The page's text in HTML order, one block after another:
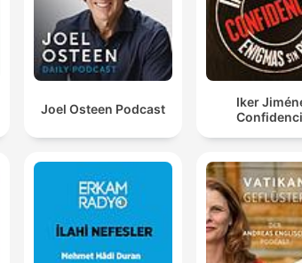
Joel Osteen Podcast
Iker